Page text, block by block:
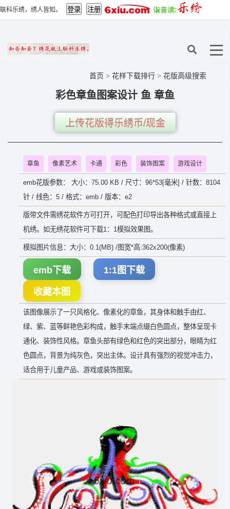
联科乐绣，绣人皆知。
首页 > 花样下载排行 > 花版高级搜索
彩色章鱼图案设计 鱼 章鱼
上传花版得乐绣币/现金
章鱼 像素艺术 卡通 彩色 装饰图案 游戏设计
emb花版参数： 大小：75.00 KB / 尺寸：96*53[毫米] / 针数：8104
针 / 线色：5 / 格式：emb / 版本：e2
版带文件需绣花软件方可打开，可配色打印导出各种格式或直接上
机绣。如无绣花软件可下载1：1模拟效果图。
模拟图片信息：大小：0.1(MB) /图宽*高:362x200(像素)
emb下载 1:1图下载
收藏本图
该图像展示了一只风格化、像素化的章鱼，其身体和触手由红、
绿、紫、蓝等鲜艳色彩构成，触手末端点缀白色圆点，整体呈现卡
通化、装饰性风格。章鱼头部有绿色和红色的突出部分，眼睛为红
色圆点，背景为纯灰色，突出主体。设计具有强烈的视觉冲击力，
适合用于儿童产品、游戏或装饰图案。